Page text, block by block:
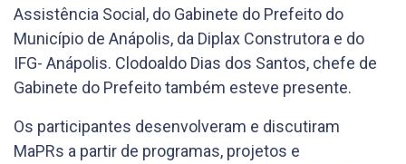
Assistência Social, do Gabinete do Prefeito do
Município de Anápolis, da Diplax Construtora e do
IFG- Anápolis. Clodoaldo Dias dos Santos, chefe de
Gabinete do Prefeito também esteve presente.
Os participantes desenvolveram e discutiram
MaPRs a partir de programas, projetos e